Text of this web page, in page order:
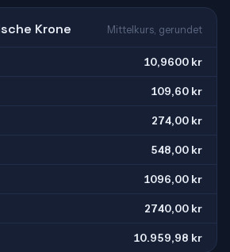
Krone Mittelkurs, gerundet
10,9600 kr
109,60 kr
274,00 kr
548,00 kr
1096,00 kr
2740,00 kr
10.959,98 kr